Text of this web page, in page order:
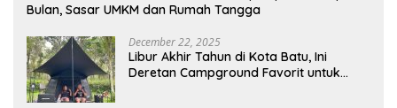
Bulan, Sasar UMKM dan Rumah Tangga
December 22, 2025
Libur Akhir Tahun di Kota Batu, Ini
Deretan Campground Favorit untuk